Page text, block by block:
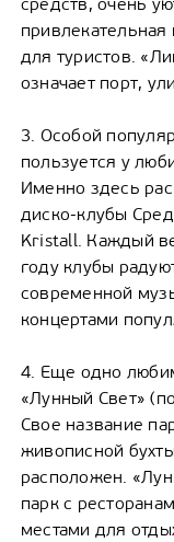
средств, очень
привлекательная
для туристов.
означает порт,
3. Особой
пользуется у
Именно здесь
диско-клубы
Kristall. Каждый
году клубы
современной
концертами
4. Еще одно
«Лунный Свет»
Свое название
живописной
расположен.
парк с
местами для